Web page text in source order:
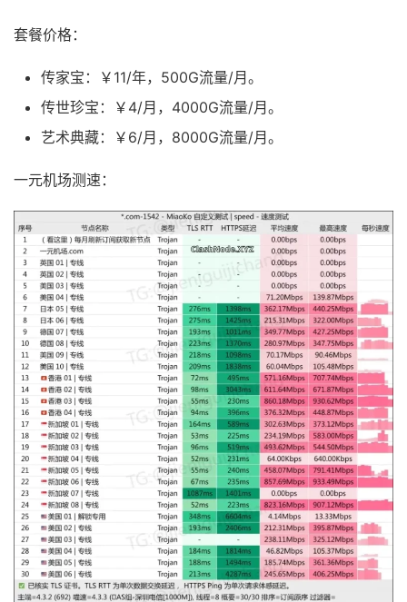
套餐价格：
传家宝：￥11/年，500G流量/月。
传世珍宝：￥4/月，4000G流量/月。
艺术典藏：￥6/月，8000G流量/月。
一元机场测速：